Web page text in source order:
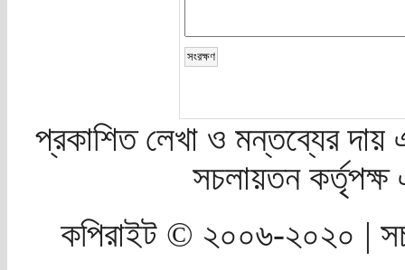
প্রকাশিত লেখা ও মন্তব্যের দায়
সচলায়তন
কপিরাইট © ২০০৬-২০২০ |